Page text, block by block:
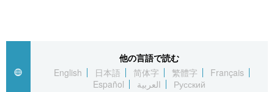
العربية
社会
文化 お知らせ
他の言語で読む
English
日本語 简体字 繁體字
Français
Español
العربية Русский